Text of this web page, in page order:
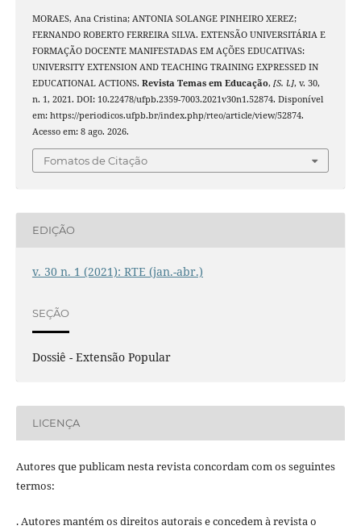
MORAES, Ana Cristina; ANTONIA SOLANGE PINHEIRO XEREZ;
FERNANDO ROBERTO FERREIRA SILVA. EXTENSÃO UNIVERSITÁRIA E
FORMAÇÃO DOCENTE MANIFESTADAS EM AÇÕES EDUCATIVAS:
UNIVERSITY EXTENSION AND TEACHING TRAINING EXPRESSED IN
EDUCATIONAL ACTIONS. Revista Temas em Educação, [S. l.], v. 30,
n. 1, 2021. DOI: 10.22478/ufpb.2359-7003.2021v30n1.52874. Disponível
em: https://periodicos.ufpb.br/index.php/rteo/article/view/52874.
Acesso em: 8 ago. 2026.
Fomatos de Citação
EDIÇÃO
v. 30 n. 1 (2021): RTE (jan.-abr.)
SEÇÃO
Dossiê - Extensão Popular
LICENÇA
Autores que publicam nesta revista concordam com os seguintes
termos:
. Autores mantém os direitos autorais e concedem à revista o